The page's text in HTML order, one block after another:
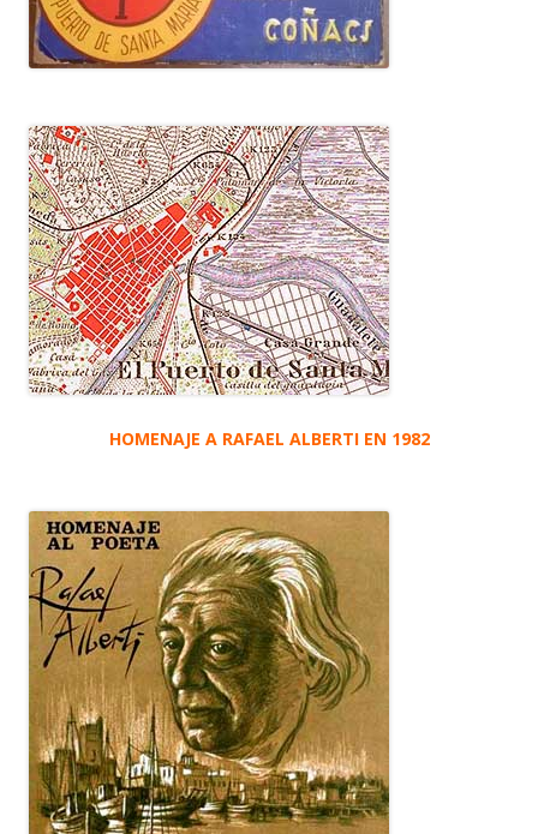
HOMENAJE A RAFAEL ALBERTI EN 1982